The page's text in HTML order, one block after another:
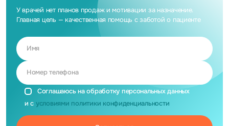
Результат вы
близкие
важно слышать
лучшее решение,
идеальный
больше года,
всю оставшуюся
У врачей нет планов продаж и мотивации за назначение.
Главная цель — качественная помощь с заботой о пациенте
Имя
Номер телефона
Соглашаюсь на обработку персональных данных
и с условиями политики конфиденциальности